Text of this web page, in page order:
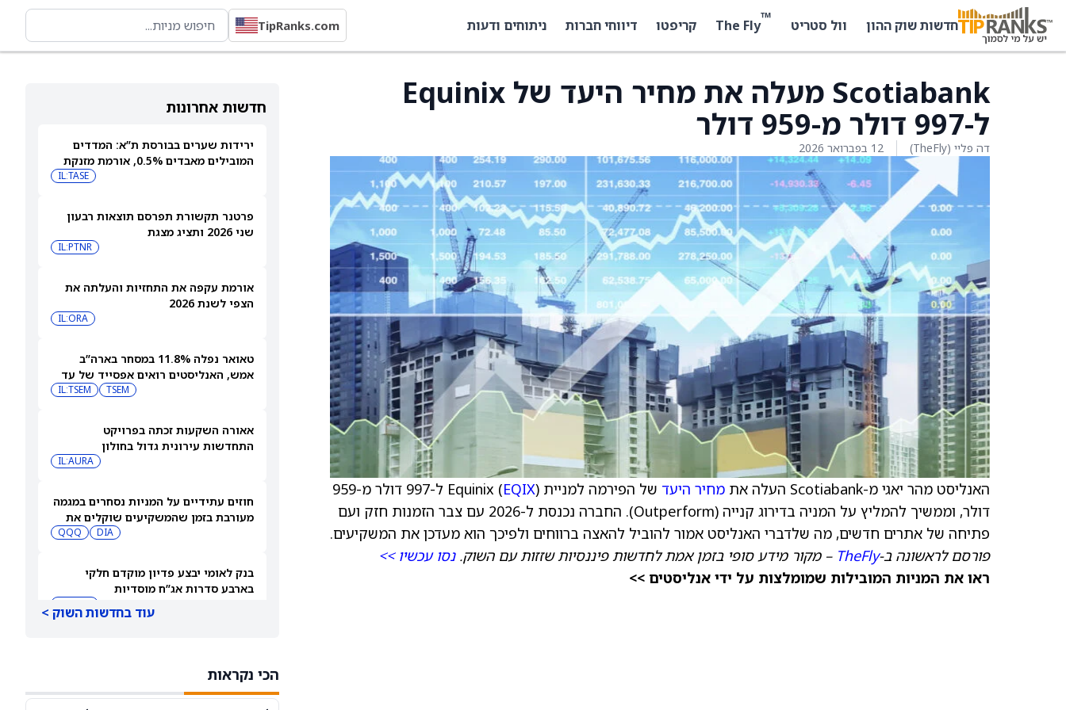
חדשות שוק ההון וול סטריט ™
The Fly קריפטו דיווחי חברות ניתוחים ודעות TipRanks.com
חדשות אחרונות
ירידות שערים בבורסת ת”א: המדדים
המובילים מאבדים 0.5%, אורמת מזנקת
IL:TASE
פרטנר תקשורת תפרסם תוצאות רבעון
שני 2026 ותציג מצגת
IL:PTNR
אורמת עקפה את התחזיות והעלתה את
הצפי לשנת 2026
IL:ORA
טאואר נפלה 11.8% במסחר בארה”ב
אמש, האנליסטים רואים אפסייד של עד
TSEM
IL:TSEM
אאורה השקעות זכתה בפרויקט
התחדשות עירונית גדול בחולון
IL:AURA
חוזים עתידיים על המניות נסחרים במגמה
מעורבת בזמן שהמשקיעים שוקלים את
שיא הסגירה של הדאו ואת השיחות בין
DIA
QQQ
בנק לאומי יבצע פדיון מוקדם חלקי
בארבע סדרות אג”ח מוסדיות
לקנייה עכשיו
עוד בחדשות השוק >
הכי נקראות
Scotiabank מעלה את מחיר היעד של Equinix
ל-997 דולר מ-959 דולר
דה פליי (TheFly) 12 בפברואר 2026
האנליסט מהר יאגי מ-Scotiabank העלה את מחיר היעד של הפירמה למניית Equinix ( EQIX
) ל-997 דולר מ-959
דולר, וממשיך להמליץ על המניה בדירוג קנייה (Outperform). החברה נכנסת ל-2026 עם צבר הזמנות חזק ועם
פתיחה של אתרים חדשים, מה שלדברי האנליסט אמור להוביל להאצה ברווחים ולפיכך הוא מעדכן את המשקיעים.
פורסם לראשונה ב-TheFly – מקור מידע סופי בזמן אמת לחדשות פיננסיות שזזות עם השוק.נסו עכשיו >>
ראו את המניות המובילות שמומלצות על ידי אנליסטים >>